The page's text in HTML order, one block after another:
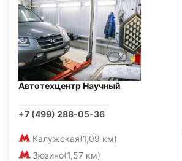
Автотехцентр Научный
+7 (499) 288-05-36
Калужская(1,09 км)
Зюзино(1,57 км)